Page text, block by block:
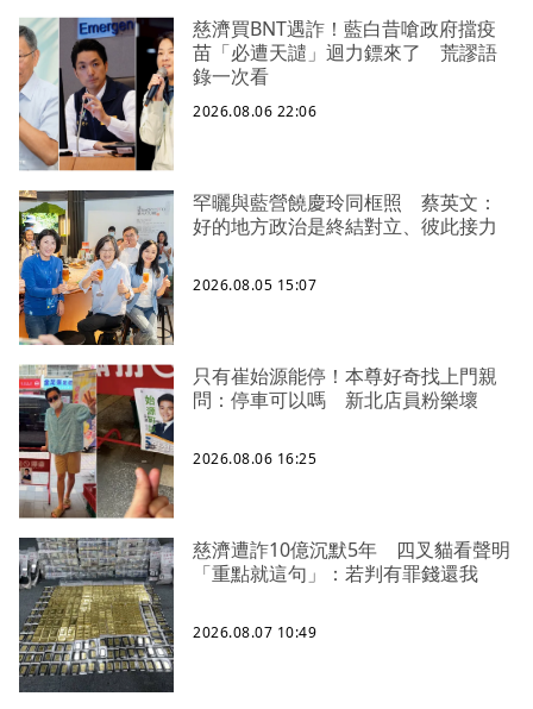
慈濟買BNT遇詐！藍白昔嗆政府擋疫
苗「必遭天譴」迴力鏢來了 荒謬語
錄一次看
2026.08.06 22:06
罕曬與藍營饒慶玲同框照 蔡英文：
好的地方政治是終結對立、彼此接力
2026.08.05 15:07
只有崔始源能停！本尊好奇找上門親
問：停車可以嗎 新北店員粉樂壞
2026.08.06 16:25
慈濟遭詐10億沉默5年 四叉貓看聲明
「重點就這句」：若判有罪錢還我
2026.08.07 10:49